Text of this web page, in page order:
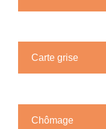
Carte grise
Chômage